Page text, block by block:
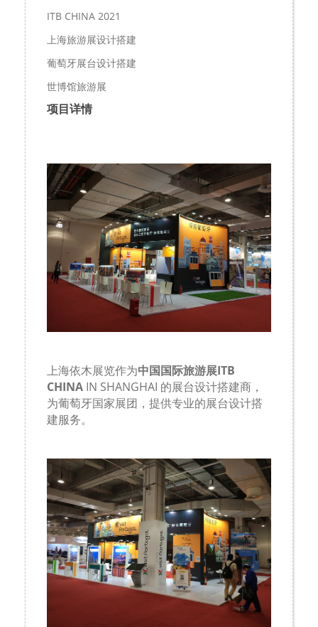
ITB CHINA 2021
上海旅游展设计搭建
葡萄牙展台设计搭建
世博馆旅游展
项目详情
上海依木展览作为中国国际旅游展ITB
CHINA IN SHANGHAI 的展台设计搭建商，
为葡萄牙国家展团，提供专业的展台设计搭
建服务。